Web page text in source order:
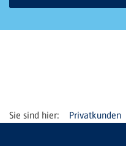
Privatkunden